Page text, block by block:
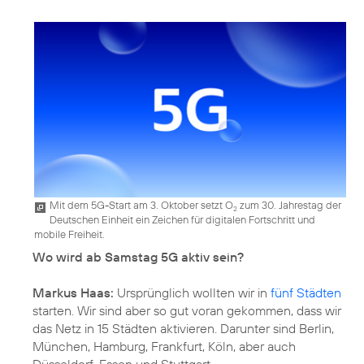
Mit dem 5G-Start am 3. Oktober setzt O2 zum 30. Jahrestag der
Deutschen Einheit ein Zeichen für digitalen Fortschritt und
mobile Freiheit.
Wo wird ab Samstag 5G aktiv sein?
Markus Haas: Ursprünglich wollten wir in fünf Städten
starten. Wir sind aber so gut voran gekommen, dass wir
das Netz in 15 Städten aktivieren. Darunter sind Berlin,
München, Hamburg, Frankfurt, Köln, aber auch